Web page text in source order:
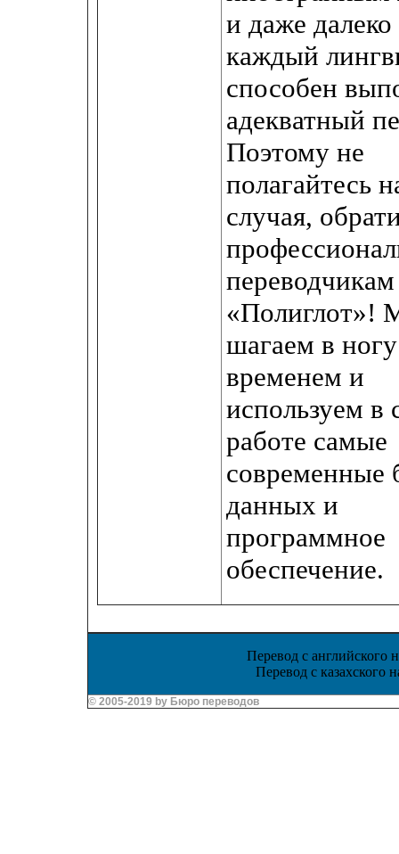
и даже далеко
каждый
способен
адекватный
Поэтому не
полагайтесь
случая,
«Полиглот»!
шагаем в
временем и
используем в
работе самые
современные
данных и
программное
обеспечение.
Перевод с английского
Перевод с казахского
© 2005-2019 by Бюро переводов